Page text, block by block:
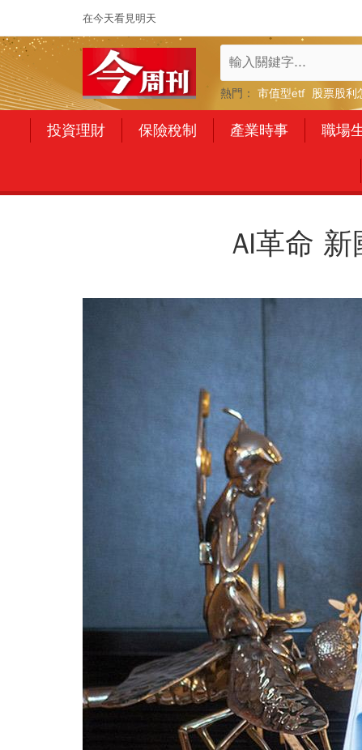
在今天看見明天
熱門： 市值型etf 股票股利
投資理財 保險稅制 產業時事 職場
AI革命